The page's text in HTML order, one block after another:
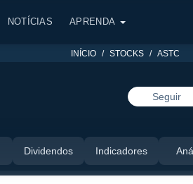
NOTÍCIAS APRENDA
INÍCIO STOCKS ASTC
Seguir
Dividendos Indicadores